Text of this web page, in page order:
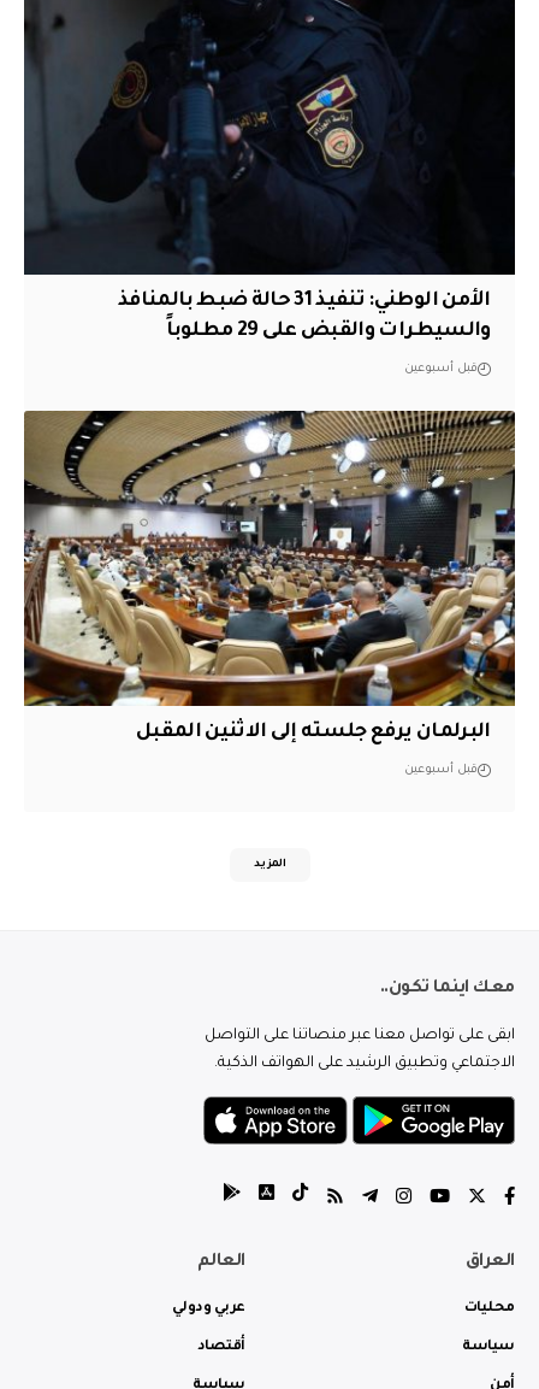
الأمن الوطني: تنفيذ 31 حالة ضبط بالمنافذ
والسيطرات والقبض على 29 مطلوباً
قبل أسبوعين
البرلمان يرفع جلسته إلى الاثنين المقبل
قبل أسبوعين
المزيد
معك اينما تكون..
ابقى على تواصل معنا عبر منصاتنا على التواصل
الاجتماعي وتطبيق الرشيد على الهواتف الذكية.
العراق
محليات
سياسة
العالم
عربي ودولي
أقتصاد